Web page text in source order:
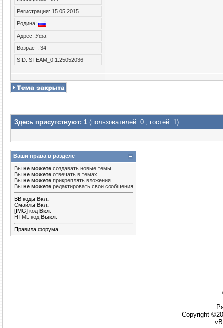
Регистрация: 15.05.2015
Родина:
Адрес: Уфа
Возраст: 34
SID: STEAM_0:1:25052036
Здесь присутствуют: 1 (пользователей: 0 , гостей: 1)
Ваши права в разделе
Вы не можете создавать новые темы
Вы не можете отвечать в темах
Вы не можете прикреплять вложения
Вы не можете редактировать свои сообщения
BB коды Вкл.
Смайлы Вкл.
[IMG] код Вкл.
HTML код Выкл.
Правила форума
Copyright